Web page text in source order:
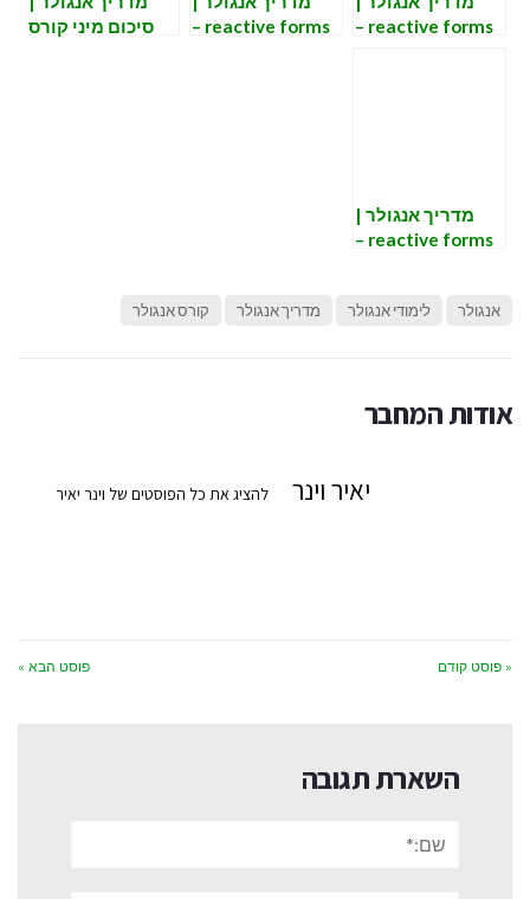
reactive forms –
reactive forms –
סיכום מיני קורס
מדריך אנגולר |
reactive forms –
אנגולר לימודי אנגולר מדריך אנגולר קורס אנגולר
אודות המחבר
יאיר וינר להציג את כל הפוסטים של וינר יאיר
« פוסט קודם פוסט הבא »
השארת תגובה